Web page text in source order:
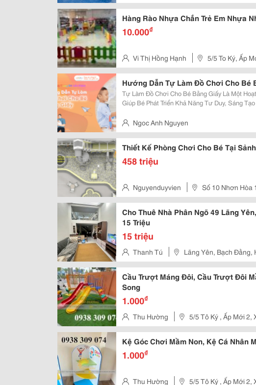
Hồ Chí Minh
Hàng Rào Nhựa Chắn Trẻ Em Nhựa
10.000₫
Vi Thị Hồng Hạnh 5/5 To Ký, Ấp
Hướng Dẫn Tự Làm Đồ Chơi Cho Bé
Tự Làm Đồ Chơi Cho Bé Bằng Giấy Là Một
Giúp Bé Phát Triển Khả Năng Tư Duy, Sáng
Thể Cùng Bé Tạo Ra Nhiều Món Đồ Chơi Thú...
Ngoc Anh Nguyen
Thiết Kế Phòng Chơi Cho Bé Tại
458 triệu
Nguyenduyvien
Số 10 Nhơn Hòa
Quận Cẩm Lệ - Tp Đà Nãng
Cho Thuê Nhà Phân Ngõ 49 Lãng
15 Triệu
15 triệu
Thanh Tú Lãng Yên, Bạch Đằng,
Cầu Trượt Máng Đôi, Cầu Trượt Đôi
Song
1.000₫
Thu Hường
5/5 Tô Ký , Ấp Mới 2,
Hóc Môn, Tphcm
Kệ Góc Chơi Mầm Non, Kệ Cá Nhân
1.000₫
Thu Hường
5/5 Tô Ký , Ấp Mới 2,